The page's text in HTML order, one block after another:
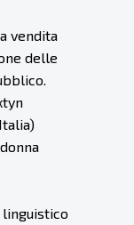
vendita
delle